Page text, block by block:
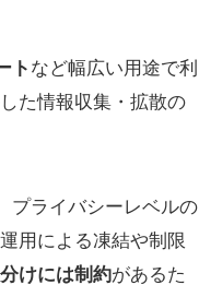
ト など幅広い用途で利
た情報収集・拡散の
プライバシーレベルの
用による凍結や制限
けには制約があるた